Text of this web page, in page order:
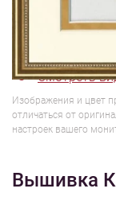
Смотреть
Изображения и цвет
отличаться от
настроек вашего
Вышивка